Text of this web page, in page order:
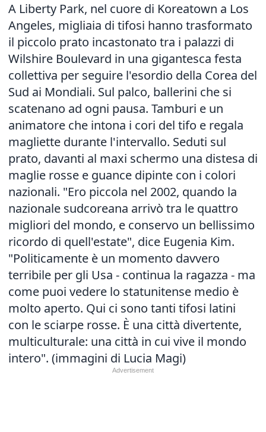
A Liberty Park, nel cuore di Koreatown a Los
Angeles, migliaia di tifosi hanno trasformato
il piccolo prato incastonato tra i palazzi di
Wilshire Boulevard in una gigantesca festa
collettiva per seguire l'esordio della Corea del
Sud ai Mondiali. Sul palco, ballerini che si
scatenano ad ogni pausa. Tamburi e un
animatore che intona i cori del tifo e regala
magliette durante l'intervallo. Seduti sul
prato, davanti al maxi schermo una distesa di
maglie rosse e guance dipinte con i colori
nazionali. "Ero piccola nel 2002, quando la
nazionale sudcoreana arrivò tra le quattro
migliori del mondo, e conservo un bellissimo
ricordo di quell'estate", dice Eugenia Kim.
"Politicamente è un momento davvero
terribile per gli Usa - continua la ragazza - ma
come puoi vedere lo statunitense medio è
molto aperto. Qui ci sono tanti tifosi latini
con le sciarpe rosse. È una città divertente,
multiculturale: una città in cui vive il mondo
intero". (immagini di Lucia Magi)